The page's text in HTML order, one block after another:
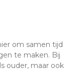
om samen tijd
te maken. Bij
ouder, maar ook